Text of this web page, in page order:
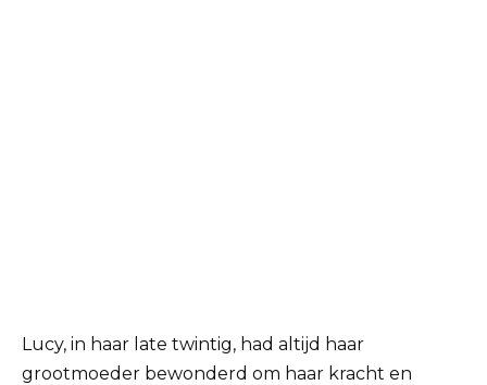
Lucy, in haar late twintig, had altijd haar
grootmoeder bewonderd om haar kracht en